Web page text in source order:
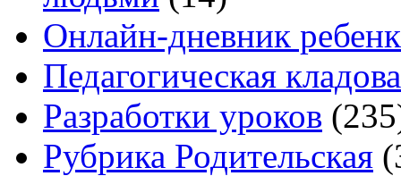
Онлайн-дневник
Педагогическая
Разработки уроков
Рубрика Родительская